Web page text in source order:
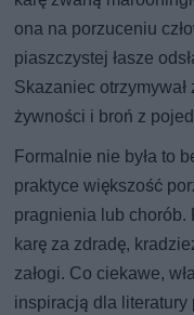
ona na porzuceniu
piaszczystej łasze
Skazaniec
żywności i broń z
Formalnie nie była to
praktyce większość
pragnienia lub chorób.
karę za zdradę,
załogi. Co ciekawe,
inspiracją dla